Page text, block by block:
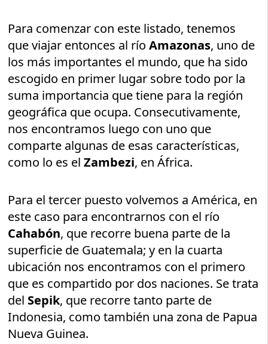
Para comenzar con este listado, tenemos
que viajar entonces al ríoAmazonas, uno de
los más importantes el mundo, que ha sido
escogido en primer lugar sobre todo por la
suma importancia que tiene para la región
geográfica que ocupa. Consecutivamente,
nos encontramos luego con uno que
comparte algunas de esas características,
como lo es elZambezi, en África.
Para el tercer puesto volvemos a América, en
este caso para encontrarnos con el río
Cahabón, que recorre buena parte de la
superficie de Guatemala; y en la cuarta
ubicación nos encontramos con el primero
que es compartido por dos naciones. Se trata
del Sepik, que recorre tanto parte de
Indonesia, como también una zona de Papua
Nueva Guinea.